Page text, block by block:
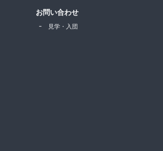
お問い合わせ
見学・入団